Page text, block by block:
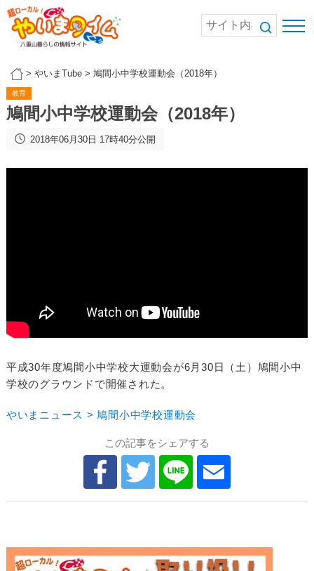
> やいまTube> 鳩間小中学校運動会（2018年）
教育
鳩間小中学校運動会（2018年）
2018年06月30日 17時40分公開
平成30年度鳩間小中学校大運動会が6月30日（土）鳩間小中
学校のグラウンドで開催された。
やいまニュース > 鳩間小中学校運動会
この記事をシェアする